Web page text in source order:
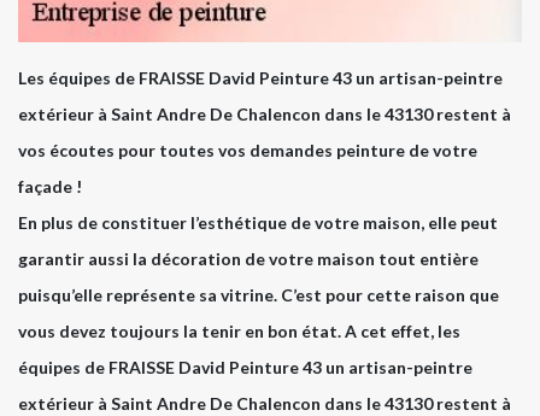
Les équipes de FRAISSE David Peinture 43 un artisan-peintre
extérieur à Saint Andre De Chalencon dans le 43130 restent à
vos écoutes pour toutes vos demandes peinture de votre
façade !
En plus de constituer l’esthétique de votre maison, elle peut
garantir aussi la décoration de votre maison tout entière
puisqu’elle représente sa vitrine. C’est pour cette raison que
vous devez toujours la tenir en bon état. A cet effet, les
équipes de FRAISSE David Peinture 43 un artisan-peintre
extérieur à Saint Andre De Chalencon dans le 43130 restent à